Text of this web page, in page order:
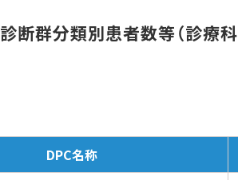
診断群分類別患者数等（診療
DPC名称